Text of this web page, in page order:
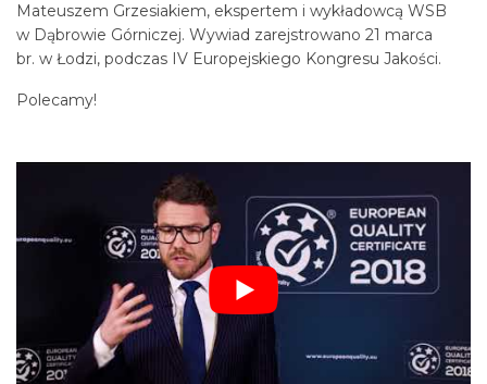
Mateuszem Grzesiakiem, ekspertem i wykładowcą WSB
w Dąbrowie Górniczej. Wywiad zarejstrowano 21 marca
br. w Łodzi, podczas IV Europejskiego Kongresu Jakości.
Polecamy!